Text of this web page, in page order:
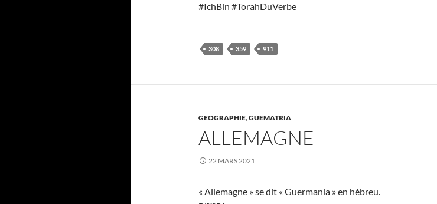
#IchBin #TorahDuVerbe
308 359 911
GEOGRAPHIE,GUEMATRIA
ALLEMAGNE
22 MARS 2021
« Allemagne » se dit « Guermania » en hébreu.